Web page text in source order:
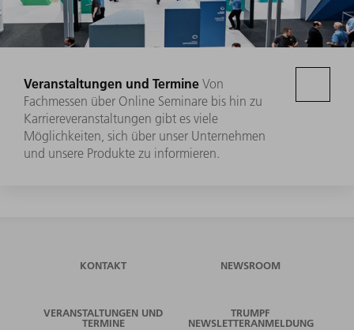
Veranstaltungen und Termine Von
Fachmessen über Online Seminare bis hin zu
Karriereveranstaltungen gibt es viele
Möglichkeiten, sich über unser Unternehmen
und unsere Produkte zu informieren.
KONTAKT NEWSROOM
VERANSTALTUNGEN UND
TERMINE
TRUMPF
NEWSLETTERANMELDUNG